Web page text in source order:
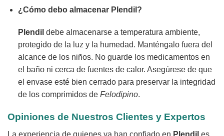
¿Cómo debo almacenar Plendil ?
Plendil debe almacenarse a temperatura ambiente,
protegido de la luz y la humedad. Manténgalo fuera del
alcance de los niños. No guarde los medicamentos en
el baño ni cerca de fuentes de calor. Asegúrese de que
el envase esté bien cerrado para preservar la integridad
de los comprimidos de Felodipino.
Opiniones de Nuestros Clientes y Expertos
La experiencia de quienes ya han confiado en Plendil es